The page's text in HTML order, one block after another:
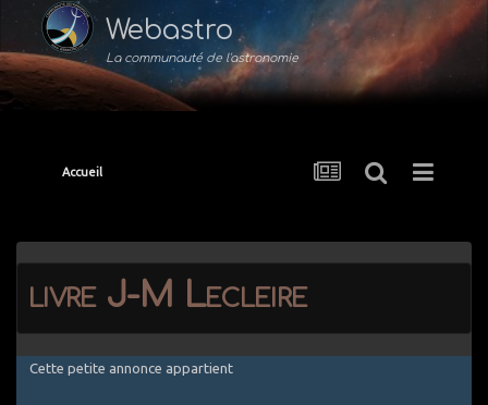
Webastro
La communauté de l'astronomie
Accueil
livre J-M Lecleire
Cette petite annonce appartient